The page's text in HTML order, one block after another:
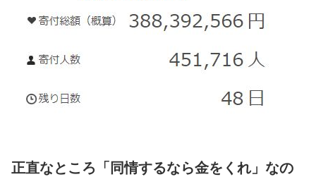
正直なところ「同情するなら金をくれ」なの